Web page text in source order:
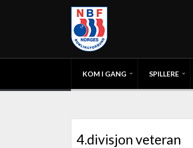
KOM I GANG SPILLERE
4.divisjon veteran